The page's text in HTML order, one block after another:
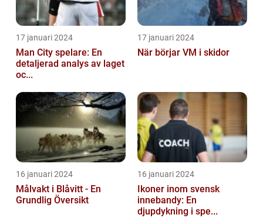
17 januari 2024
Man City spelare: En
detaljerad analys av laget
oc...
17 januari 2024
När börjar VM i skidor
16 januari 2024
Målvakt i Blåvitt - En
Grundlig Översikt
16 januari 2024
Ikoner inom svensk
innebandy: En
djupdykning i spe...